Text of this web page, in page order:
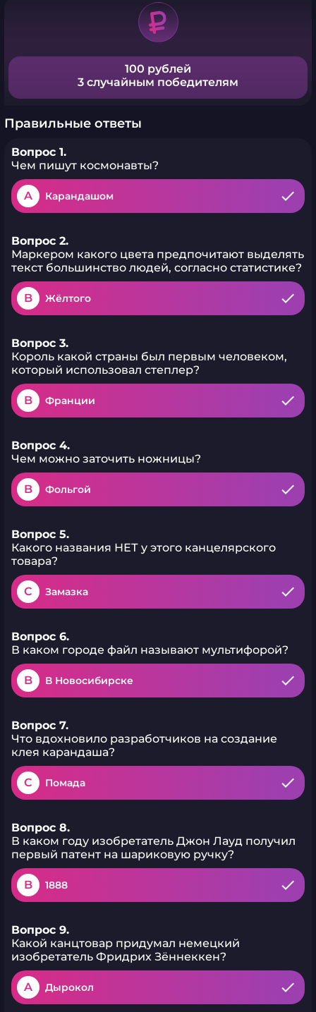
100 рублей
3 случайным победителям
Правильные ответы
Вопрос 1.
Чем пишут космонавты?
A Карандашом
Вопрос 2.
Маркером какого цвета предпочитают выделять
текст большинство людей, согласно статистике?
B Жёлтого
Вопрос 3.
Король какой страны был первым человеком,
который использовал степлер?
B Франции
Вопрос 4.
Чем можно заточить ножницы?
B Фольгой
Вопрос 5.
Какого названия НЕТ у этого канцелярского
товара?
C Замазка
Вопрос 6.
В каком городе файл называют мультифорой?
B В Новосибирске
Вопрос 7.
Что вдохновило разработчиков на создание
клея карандаша?
C Помада
Вопрос 8.
В каком году изобретатель Джон Лауд получил
первый патент на шариковую ручку?
B 1888
Вопрос 9.
Какой канцтовар придумал немецкий
изобретатель Фридрих Зённеккен?
A Дырокол